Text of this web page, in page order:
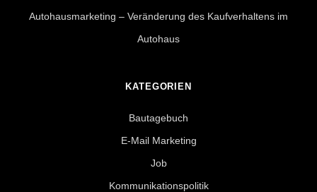
Autohausmarketing – Veränderung des Kaufverhaltens im
Autohaus
KATEGORIEN
Bautagebuch
E-Mail Marketing
Job
Kommunikationspolitik